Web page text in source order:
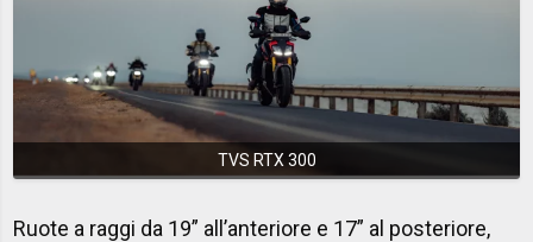
TVS RTX 300
Ruote a raggi da 19” all’anteriore e 17” al posteriore,